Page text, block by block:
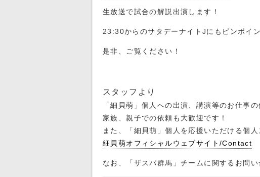
生放送で試合の解説出演します！
23:30からのサタデーナイトJにもピンポイ
是非、ご覧ください！
スタッフより
「細貝萌」個人への出演、講演等のお仕事
家族、親子での依頼も大歓迎です！
また、「細貝萌」個人を応援いただける個
細貝萌オフィシャルウェブサイト/Contact
なお、「ザスパ群馬」チームに関するお問